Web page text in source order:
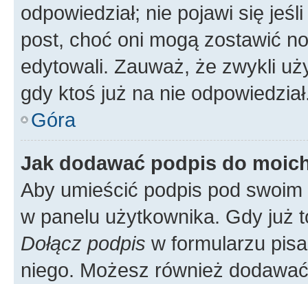
odpowiedział; nie pojawi się
post, choć oni mogą zostawić
edytowali. Zauważ, że zwykli
gdy ktoś już na nie
Góra
Jak dodawać podpis do
Aby umieścić podpis pod
w panelu użytkownika. Gdy już
Dołącz podpis w formularzu
niego. Możesz również